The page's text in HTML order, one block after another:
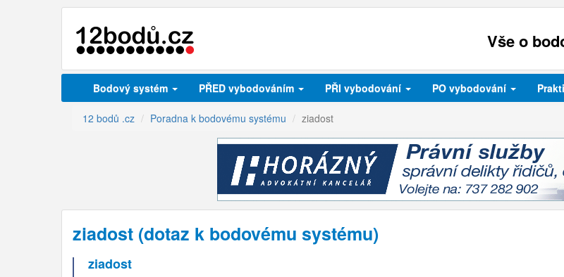
Vše o
Bodový systém PŘED vybodováním PŘI vybodování PO vybodování
12 bodů .cz Poradna k bodovému systému ziadost
ziadost (dotaz k bodovému systému)
ziadost